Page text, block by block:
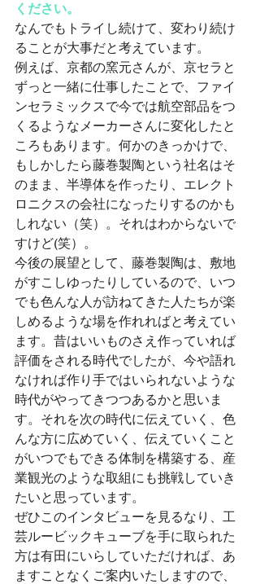
ください。
なんでもトライし続けて、変わり続け
ることが大事だと考えています。
例えば、京都の窯元さんが、京セラと
ずっと一緒に仕事したことで、ファイ
ンセラミックスで今では航空部品をつ
くるようなメーカーさんに変化したと
ころもあります。何かのきっかけで、
もしかしたら藤巻製陶という社名はそ
のまま、半導体を作ったり、エレクト
ロニクスの会社になったりするのかも
しれない（笑）。それはわからないで
すけど(笑）。
今後の展望として、藤巻製陶は、敷地
がすこしゆったりしているので、いつ
でも色んな人が訪ねてきた人たちが楽
しめるような場を作れればと考えてい
ます。昔はいいものさえ作っていれば
評価をされる時代でしたが、今や語れ
なければ作り手ではいられないような
時代がやってきつつあるかと思いま
す。それを次の時代に伝えていく、色
んな方に広めていく、伝えていくこと
がいつでもできる体制を構築する、産
業観光のような取組にも挑戦していき
たいと思っています。
ぜひこのインタビューを見るなり、工
芸ルービックキューブを手に取られた
方は有田にいらしていただければ、あ
ますことなくご案内いたしますので、